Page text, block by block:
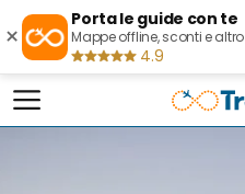
×
Porta le guide con te
Mappe offline, sconti e altro
4.9